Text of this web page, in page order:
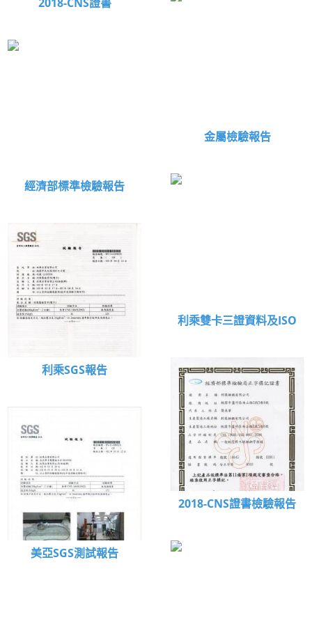
金屬檢驗報告
經濟部標準檢驗報告
利乘雙卡三證資料及ISO
利乘SGS報告
2018-CNS證書檢驗報告
美亞SGS測試報告